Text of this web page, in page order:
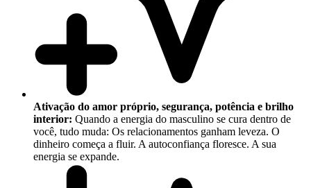
Ativação do amor próprio, segurança, potência e brilho
interior: Quando a energia do masculino se cura dentro de
você, tudo muda: Os relacionamentos ganham leveza. O
dinheiro começa a fluir. A autoconfiança floresce. A sua
energia se expande.